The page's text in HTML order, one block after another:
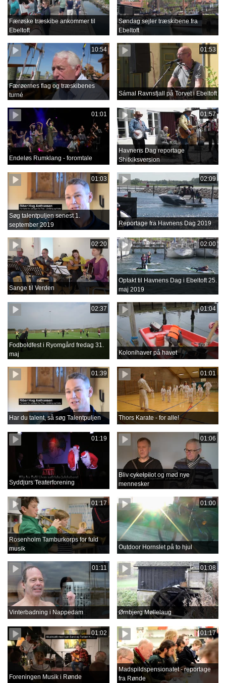
Færøske træskibe ankommer til
Ebeltoft
Søndag sejler træskibene fra
Ebeltoft
10:54
Færøernes flag og træskibenes
turné
01:53
Sámal Ravnsfjall på Torvet i Ebeltoft
01:01
Endeløs Rumklang - foromtale
01:57
Havnens Dag reportage
Shitkiksversion
01:03
Søg talentpuljen senest 1.
september 2019
02:09
Reportage fra Havnens Dag 2019
02:20
Sange til Verden
02:00
Optakt til Havnens Dag i Ebeltoft 25.
maj 2019
02:37
Fodboldfest i Ryomgård fredag 31.
maj
01:04
Kolonihaver på havet
01:39
Har du talent, så søg Talentpuljen
01:01
Thors Karate - for alle!
01:19
Syddjurs Teaterforening
01:06
Bliv cykelpilot og mød nye
mennesker
01:17
Rosenholm Tamburkorps for fuld
musik
01:00
Outdoor Hornslet på to hjul
01:11
Vinterbadning i Nappedam
01:08
Ørnbjerg Møllelaug
01:02
Foreningen Musik i Rønde
01:17
Madspildspensionatet - reportage
fra Rønde